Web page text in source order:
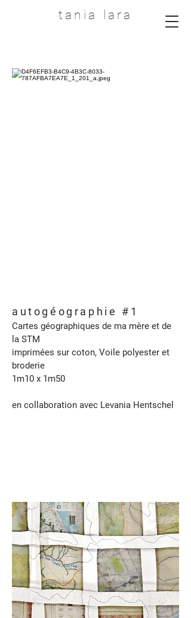
tania lara
autogéographie #1
Cartes géographiques de ma mère et de
la STM
imprimées sur coton, Voile polyester et
broderie
1m10 x 1m50
en collaboration avec Levania Hentschel